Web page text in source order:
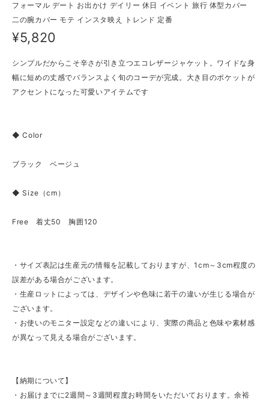
フォーマル デート お出かけ デイリー 休日 イベント 旅行 体型カバー
二の腕カバー モテ インスタ映え トレンド 定番
¥5,820
シンプルだからこそ辛さが引き立つエコレザージャケット。ワイドな身
幅に短めの丈感でバランスよく旬のコーデが完成。大き目のポケットが
アクセントになった可愛いアイテムです
◆ Color
ブラック ベージュ
◆ Size（cm）
Free 着丈50 胸囲120
・サイズ表記は生産元の情報を記載しておりますが、1cm～3cm程度の
誤差がある場合がございます。
・生産ロットによっては、デザインや色味に若干の違いが生じる場合が
ございます。
・お使いのモニター設定などの違いにより、実際の商品と色味や素材感
が異なって見える場合がございます。
【納期について】
・お届けまでに2週間～3週間程度お時間をいただいております。余裕